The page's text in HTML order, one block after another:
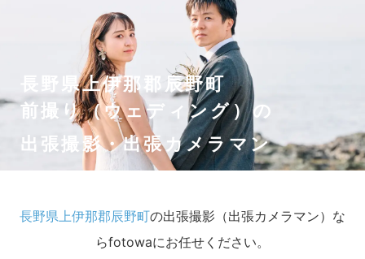
長野県上伊那郡辰野町
前撮り（ウェディング）の
出張撮影・出張カメラマン
長野県上伊那郡辰野町の出張撮影（出張カメラマン）な
らfotowaにお任せください。